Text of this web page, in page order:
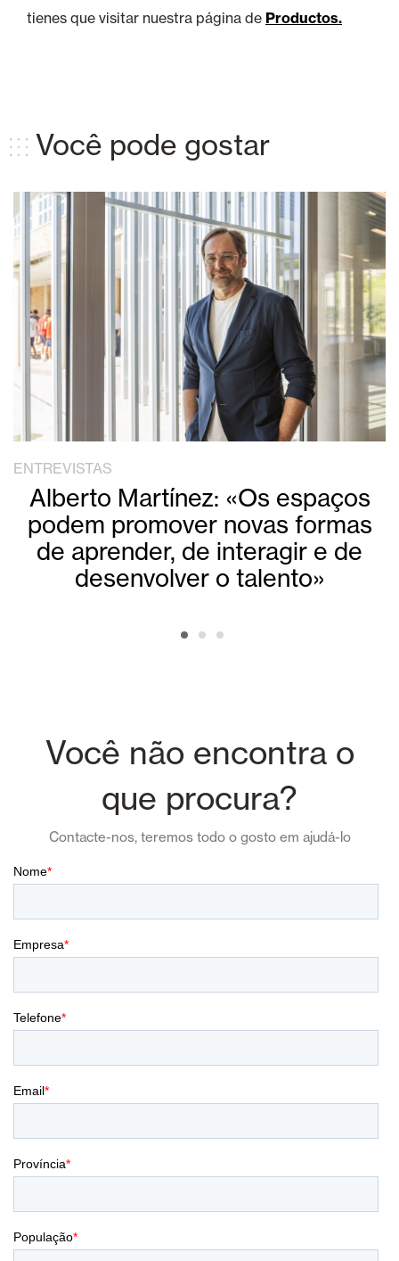
tienes que visitar nuestra página de Productos.
Você pode gostar
ENTREVISTAS
Alberto Martínez: «Os espaços
podem promover novas formas
de aprender, de interagir e de
desenvolver o talento»
Você não encontra o
que procura?
Contacte-nos, teremos todo o gosto em ajudá-lo